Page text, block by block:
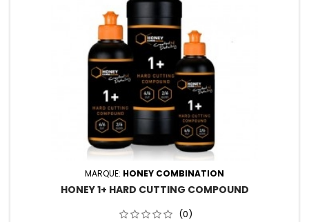
MARQUE: HONEY COMBINATION
HONEY 1+ HARD CUTTING COMPOUND
(0)